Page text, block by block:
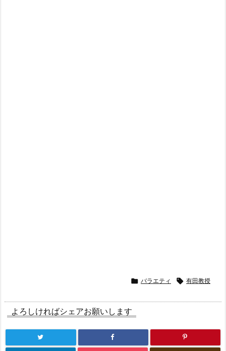
 バラエティ  有田教授
よろしければシェアお願いします